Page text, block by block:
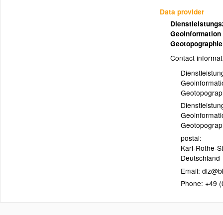
Data provider
Contact
postal:
Karl-Rothe-
Deutschland
Email:
Phone: +49